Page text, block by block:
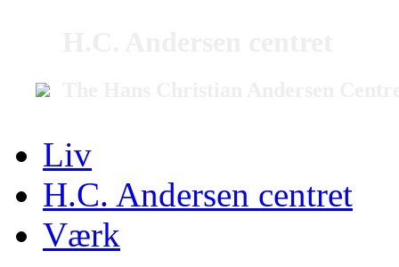
Liv
H.C. Andersen centret
Værk